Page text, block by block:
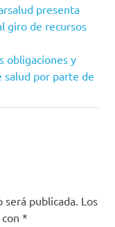
presenta
giro de recursos
obligaciones y
salud por parte de
publicada. Los
*